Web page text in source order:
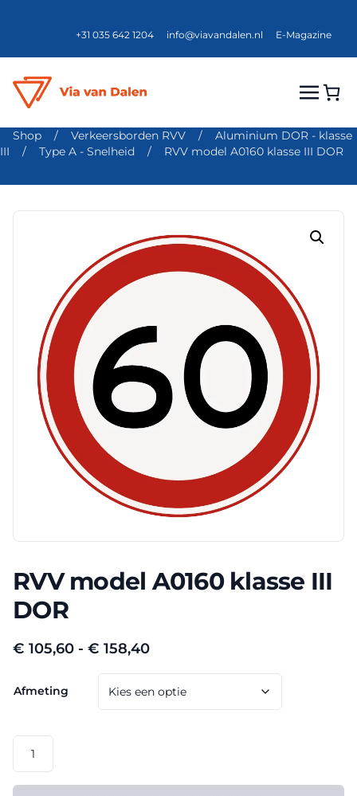
+31 035 642 1204 info@viavandalen.nl E-Magazine
Shop / Verkeersborden RVV /
Aluminium DOR - klasse
III
/ Type A - Snelheid / RVV model A0160 klasse III DOR
RVV model A0160 klasse III
DOR
€ 105,60 - € 158,40Prijsklasse:
€ 105,60
tot
€ 158,40
Afmeting
model
A0160